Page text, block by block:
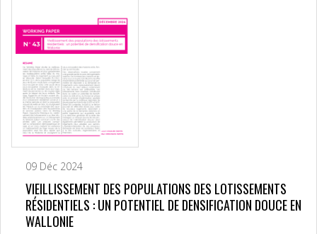
09 Déc 2024
VIEILLISSEMENT DES POPULATIONS DES LOTISSEMENTS
RÉSIDENTIELS : UN POTENTIEL DE DENSIFICATION DOUCE EN
WALLONIE